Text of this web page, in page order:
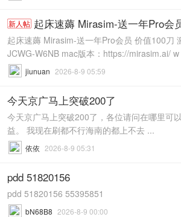
新人帖 起床速薅 Mirasim-送一年Pro会
起床速薅 Mirasim-送一年Pro会员 价值100刀
JCWG-W6NB mac版本：https://mirasim.ai/ w
jiunuan 2026-8-9 05:59
今天京广马上突破200了
今天京广马上突破200了，各位请问在哪里可
益。 我现在刷都不行海南的都上不去 ...
依依 2026-8-9 05:31
pdd 51820156
pdd 51820156 55395851
bN68B8 2026-8-9 00:00